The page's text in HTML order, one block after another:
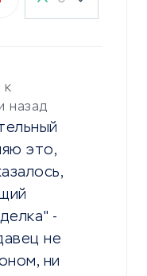
к
назад
это,
-
не
ни